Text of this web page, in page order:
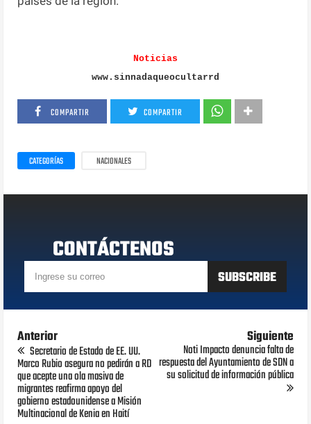
Noticias
www.sinnadaqueocultarrd
COMPARTIR COMPARTIR
CATEGORÍAS NACIONALES
CONTÁCTENOS
Anterior
Secretario de Estado de EE. UU.
Marco Rubio asegura no pedirán a RD
que acepte una ola masiva de
migrantes reafirma apoyo del
gobierno estadounidense a Misión
Multinacional de Kenia en Haití
Siguiente
Noti Impacto denuncia falta de
respuesta del Ayuntamiento de SDN a
su solicitud de información pública